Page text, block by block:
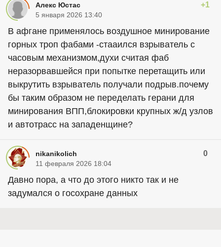
Алекс Юстас +1
5 января 2026 13:40
В афгане применялось воздушное минирование
горных троп фабами -стааился взрыватель с
часовым механизмом,духи считая фаб
неразорвавшейся при попытке перетащить или
выкрутить взрыватель получали подрыв.почему
бы таким образом не переделать герани для
минирования ВПП,блокировки крупных ж/д узлов
и автотрасс на западенщине?
nikanikolich 0
11 февраля 2026 18:04
Давно пора, а что до этого никто так и не
задумался о госохране данных